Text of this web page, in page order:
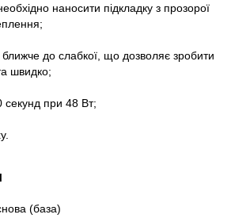
наносити підкладку з прозорої
до слабкої, що дозволяє зробити
швидко;
секунд при 48 Вт;
(база)